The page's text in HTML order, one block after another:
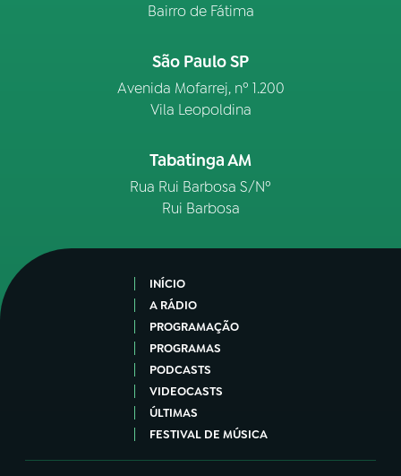
Bairro de Fátima
São Paulo SP
Avenida Mofarrej, nº 1.200
Vila Leopoldina
Tabatinga AM
Rua Rui Barbosa S/Nº
Rui Barbosa
INÍCIO
A RÁDIO
PROGRAMAÇÃO
PROGRAMAS
PODCASTS
VIDEOCASTS
ÚLTIMAS
FESTIVAL DE MÚSICA